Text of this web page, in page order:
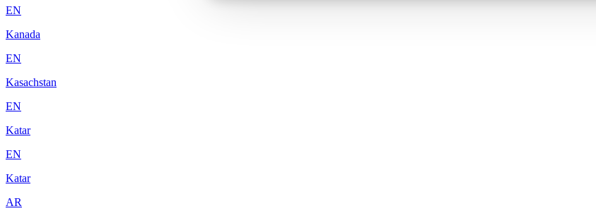
EN
Kanada
EN
Kasachstan
EN
Katar
EN
Katar
AR